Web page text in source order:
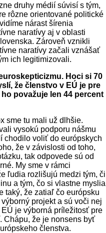
druhy médií súvisí s tým,
rôzne orientované politické
nárast šírenia
naratívy aj v oblasti
Zároveň vznikli
naratívy začali vznášať
ich legitimizovali.
Hoci si 70
že členstvo v EÚ je pre
považuje len 44 percent
sme tu mali už dlhšie.
vysokú podporu nášmu
chodilo voliť do európskych
že v závislosti od toho,
tak odpovede sú od
My sme v rámci
ľudia rozlišujú medzi tým, či
a tým, čo si vlastne myslia
taký, že zatiaľ čo európsku
projekt a sú voči nej
je výborná príležitosť pre
Chápu, že je nonsens byť
členstva.